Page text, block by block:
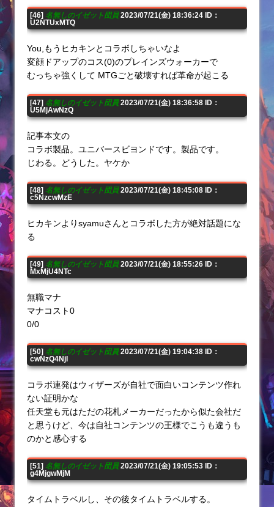
[46] 名無しのイゼット団員2023/07/21(金) 18:36:24 ID：
U2NTUxMTQ
You,もうヒカキンとコラボしちゃいなよ
変顔ドアップのコス(0)のプレインズウォーカーで
むっちゃ強くして MTGごと破壊すれば革命が起こる
[47] 名無しのイゼット団員2023/07/21(金) 18:36:58 ID：
U5MjAwNzQ
記事本文の
コラボ製品。ユニバースビヨンドです。製品です。
じわる。どうした。ヤケか
[48] 名無しのイゼット団員2023/07/21(金) 18:45:08 ID：
c5NzcwMzE
ヒカキンよりsyamuさんとコラボした方が絶対話題にな
る
[49] 名無しのイゼット団員2023/07/21(金) 18:55:26 ID：
MxMjU4NTc
無職マナ
マナコスト0
0/0
[50] 名無しのイゼット団員2023/07/21(金) 19:04:38 ID：
cwNzQ4NjI
コラボ連発はウィザーズが自社で面白いコンテンツ作れ
ない証明かな
任天堂も元はただの花札メーカーだったから似た会社だ
と思うけど、今は自社コンテンツの王様でこうも違うも
のかと感心する
[51] 名無しのイゼット団員2023/07/21(金) 19:05:53 ID：
g4MjgwMjM
タイムトラベルし、その後タイムトラベルする。